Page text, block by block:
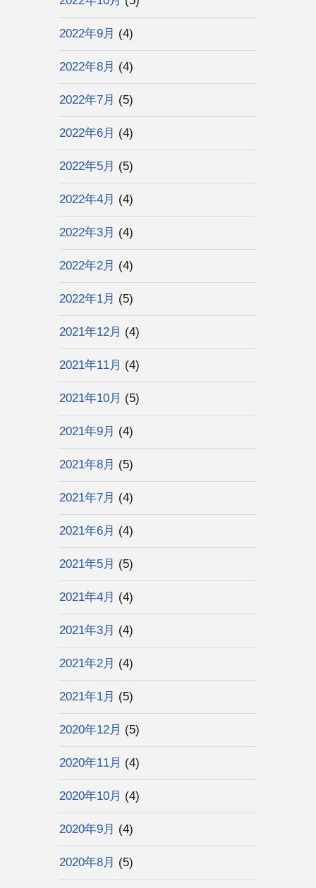
2022年9月 (4)
2022年8月 (4)
2022年7月 (5)
2022年6月 (4)
2022年5月 (5)
2022年4月 (4)
2022年3月 (4)
2022年2月 (4)
2022年1月 (5)
2021年12月 (4)
2021年11月 (4)
2021年10月 (5)
2021年9月 (4)
2021年8月 (5)
2021年7月 (4)
2021年6月 (4)
2021年5月 (5)
2021年4月 (4)
2021年3月 (4)
2021年2月 (4)
2021年1月 (5)
2020年12月 (5)
2020年11月 (4)
2020年10月 (4)
2020年9月 (4)
2020年8月 (5)